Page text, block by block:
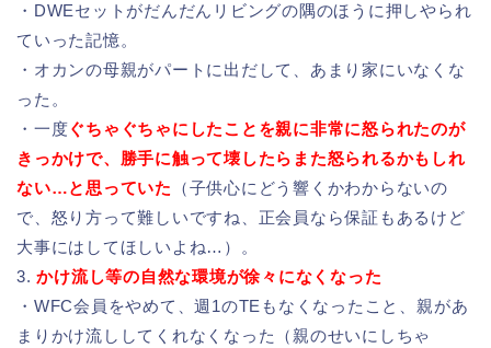
・DWEセットがだんだんリビングの隅のほうに押しやられ
ていった記憶。
・オカンの母親がパートに出だして、あまり家にいなくな
った。
・一度ぐちゃぐちゃにしたことを親に非常に怒られたのが
きっかけで、勝手に触って壊したらまた怒られるかもしれ
ない…と思っていた
（子供心にどう響くかわからないの
で、怒り方って難しいですね、正会員なら保証もあるけど
大事にはしてほしいよね…）。
3.かけ流し等の自然な環境が徐々になくなった
・WFC会員をやめて、週1のTEもなくなったこと、親があ
まりかけ流ししてくれなくなった（親のせいにしちゃ